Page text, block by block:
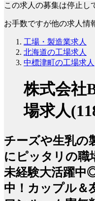
この求人の募集は停止し
お手数ですが他の求人情
工場・製造業求人
北海道の工場求人
中標津町の工場求人
株式会社
場求人
チーズや生乳の
にピッタリの
未経験大活躍中
中！カップル＆